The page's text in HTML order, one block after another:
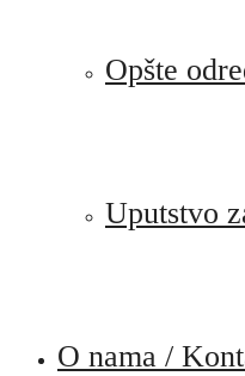
Opšte
Uputstvo
O nama /